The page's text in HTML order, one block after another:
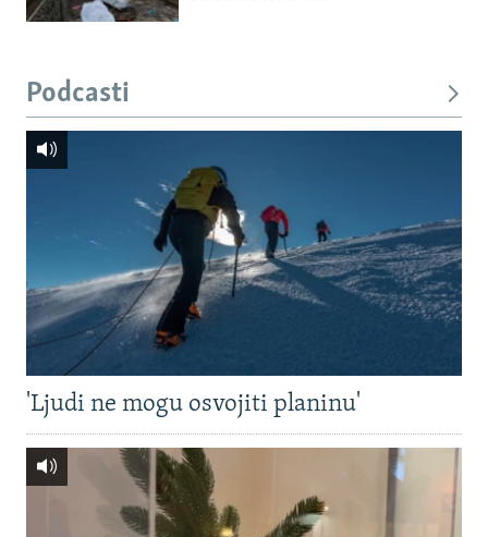
Podcasti
'Ljudi ne mogu osvojiti planinu'